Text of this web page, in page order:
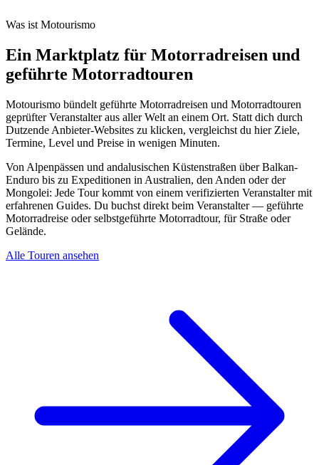
Was ist Motourismo
Ein Marktplatz für Motorradreisen und
geführte Motorradtouren
Motourismo bündelt geführte Motorradreisen und Motorradtouren
geprüfter Veranstalter aus aller Welt an einem Ort. Statt dich durch
Dutzende Anbieter-Websites zu klicken, vergleichst du hier Ziele,
Termine, Level und Preise in wenigen Minuten.
Von Alpenpässen und andalusischen Küstenstraßen über Balkan-
Enduro bis zu Expeditionen in Australien, den Anden oder der
Mongolei: Jede Tour kommt von einem verifizierten Veranstalter mit
erfahrenen Guides. Du buchst direkt beim Veranstalter — geführte
Motorradreise oder selbstgeführte Motorradtour, für Straße oder
Gelände.
Alle Touren ansehen